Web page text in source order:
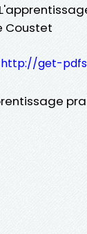
Coustet
http://get-